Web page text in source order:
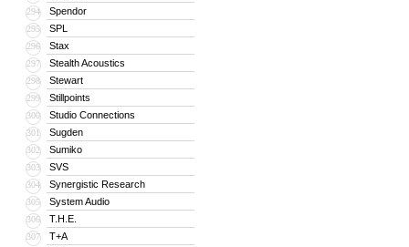
294 Spendor
295 SPL
296 Stax
297 Stealth Acoustics
298 Stewart
299 Stillpoints
300 Studio Connections
301 Sugden
302 Sumiko
303 SVS
304 Synergistic Research
305 System Audio
306 T.H.E.
307 T+A